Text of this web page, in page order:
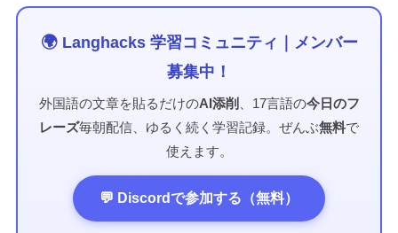
🌍 Langhacks 学習コミュニティ｜メンバー
募集中！
外国語の文章を貼るだけのAI添削 、17言語の今日のフ
レーズ毎朝配信、ゆるく続く学習記録。ぜんぶ無料で
使えます。
💬 Discordで参加する（無料）